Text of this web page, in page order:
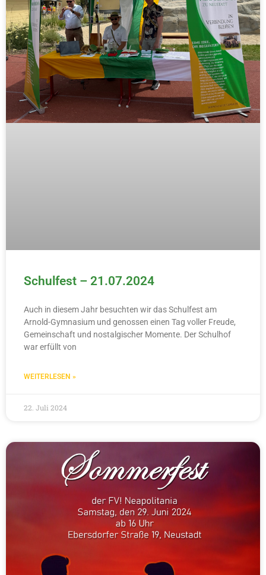
Schulfest – 21.07.2024
Auch in diesem Jahr besuchten wir das Schulfest am
Arnold-Gymnasium und genossen einen Tag voller Freude,
Gemeinschaft und nostalgischer Momente. Der Schulhof
war erfüllt von
WEITERLESEN »
22. Juli 2024